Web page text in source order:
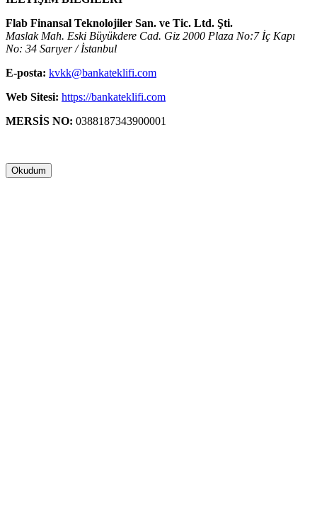
Flab Finansal Teknolojiler San. ve Tic. Ltd. Şti.
Maslak Mah. Eski Büyükdere Cad. Giz 2000 Plaza No:7 İç Kapı
No: 34 Sarıyer / İstanbul
E-posta: kvkk@bankateklifi.com
Web Sitesi: https://bankateklifi.com
MERSİS NO: 0388187343900001
Okudum